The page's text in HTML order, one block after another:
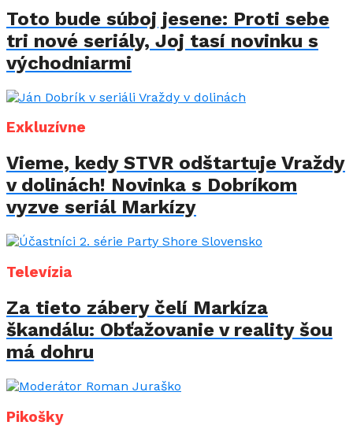
Toto bude súboj jesene: Proti sebe
tri nové seriály, Joj tasí novinku s
východniarmi
Exkluzívne
Vieme, kedy STVR odštartuje Vraždy
v dolinách! Novinka s Dobríkom
vyzve seriál Markízy
Televízia
Za tieto zábery čelí Markíza
škandálu: Obťažovanie v reality šou
má dohru
Pikošky